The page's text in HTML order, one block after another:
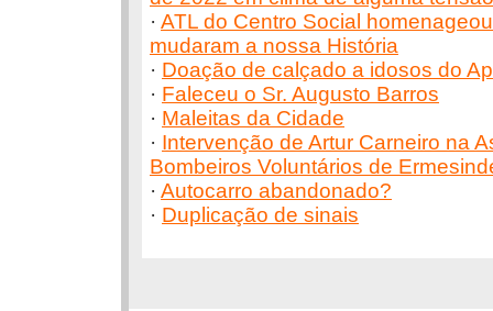
· ATL do Centro Social
mudaram a nossa História
· Doação de calçado a idosos do
· Faleceu o Sr. Augusto Barros
· Maleitas da Cidade
· Intervenção de Artur Carneiro na
Bombeiros Voluntários de
· Autocarro abandonado?
· Duplicação de sinais